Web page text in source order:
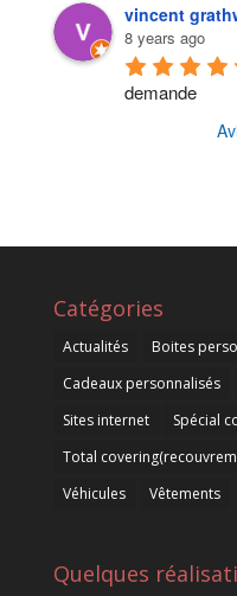
vincent
8 years ago
demande
Catégories
Actualités Boites
Cadeaux personnalisés
Sites internet
Spécial
Total
Véhicules
Vêtements
Quelques